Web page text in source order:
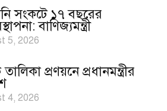
সংকটে ১৭ বছরের
বাণিজ্যমন্ত্রী
5, 2026
প্রণয়নে প্রধানমন্ত্রীর
4, 2026